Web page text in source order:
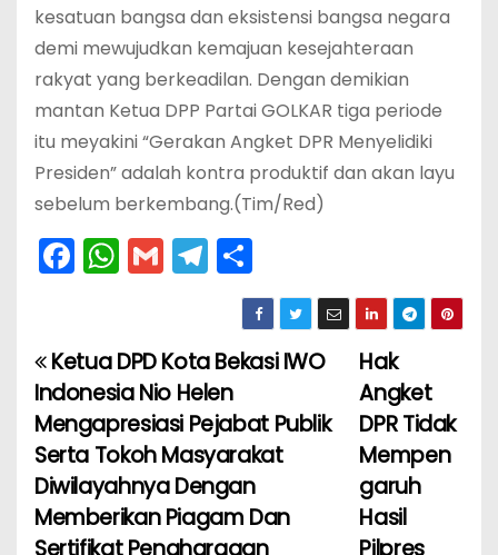
kesatuan bangsa dan eksistensi bangsa negara
demi mewujudkan kemajuan kesejahteraan
rakyat yang berkeadilan. Dengan demikian
mantan Ketua DPP Partai GOLKAR tiga periode
itu meyakini “Gerakan Angket DPR Menyelidiki
Presiden” adalah kontra produktif dan akan layu
sebelum berkembang.(Tim/Red)
F
a
e
b
o
o
k
W
h
ts
A
p
p
G
m
l
T
el
gr
a
m
h
ar
e
N
a
v
i
Hak
Angket
DPR Tidak
Mempen
garuh
Hasil
Pilpres
Ketua DPD Kota Bekasi IWO
Indonesia Nio Helen
Mengapresiasi Pejabat Publik
Serta Tokoh Masyarakat
Diwilayahnya Dengan
Memberikan Piagam Dan
Sertifikat Penghargaan